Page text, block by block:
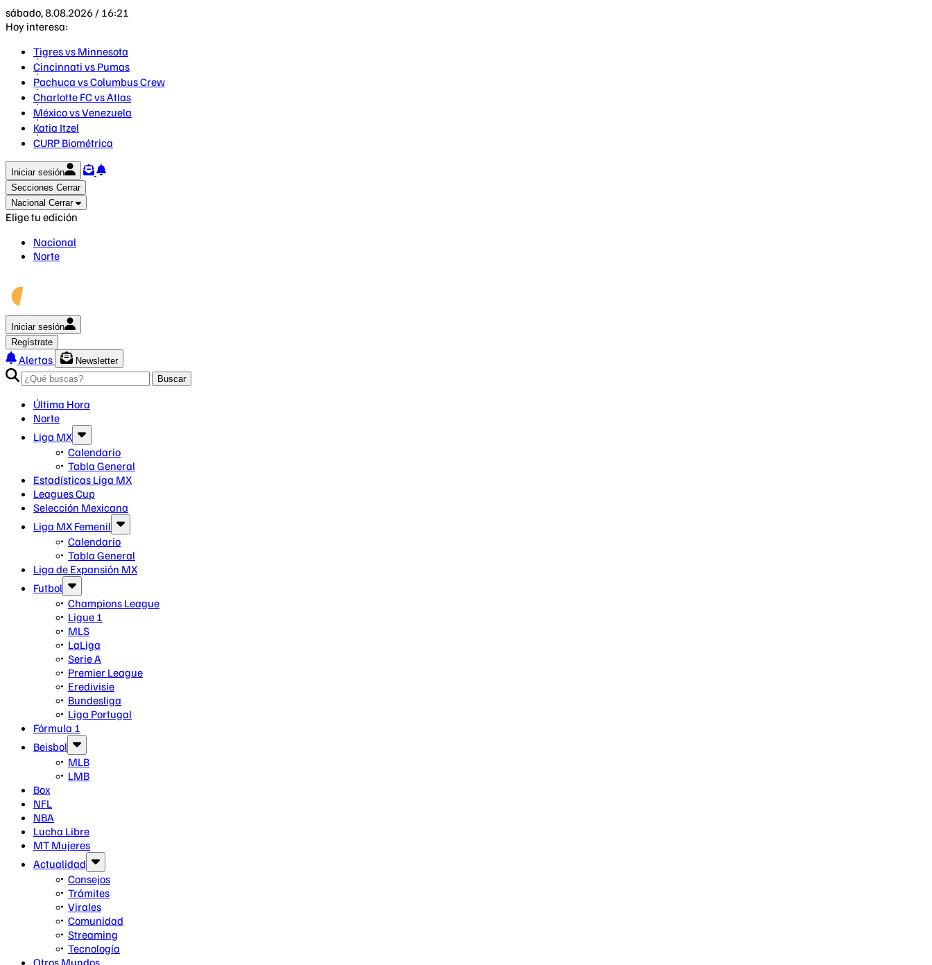
sábado, 8.08.2026 / 16:21
Hoy interesa:
Tigres vs Minnesota
Cincinnati vs Pumas
Pachuca vs Columbus Crew
Charlotte FC vs Atlas
México vs Venezuela
Katia Itzel
CURP Biométrica
Iniciar sesión
Secciones Cerrar
Nacional Cerrar
Elige tu edición
Nacional
Norte
Iniciar sesión
Regístrate
Alertas
Newsletter
Buscar
Última Hora
Norte
Liga MX
Calendario
Tabla General
Estadísticas Liga MX
Leagues Cup
Selección Mexicana
Liga MX Femenil
Calendario
Tabla General
Liga de Expansión MX
Futbol
Champions League
Ligue 1
MLS
LaLiga
Serie A
Premier League
Eredivisie
Bundesliga
Liga Portugal
Fórmula 1
Beisbol
MLB
LMB
Box
NFL
NBA
Lucha Libre
MT Mujeres
Actualidad
Consejos
Trámites
Virales
Comunidad
Streaming
Tecnología
Otros Mundos